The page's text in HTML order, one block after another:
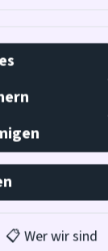
📋 Wer wir sind